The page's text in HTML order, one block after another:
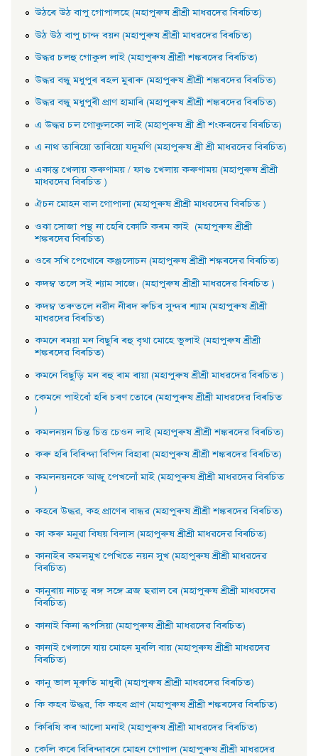
উঠৰে উঠ বাপু গােপালহে (মহাপুৰুষ শ্ৰীশ্ৰী মাধৱদেৱ বিৰচিত)
উঠ উঠ বাপু চান্দ বয়ন (মহাপুৰুষ শ্ৰীশ্ৰী মাধৱদেৱ বিৰচিত)
উদ্ধৱ চলহু গােকুল লাই (মহাপুৰুষ শ্ৰীশ্ৰী শঙ্কৰদেৱ বিৰচিত)
উদ্ধৱ বন্ধু মধুপুৰ ৰহল মুৰাৰু (মহাপুৰুষ শ্ৰীশ্ৰী শঙ্কৰদেৱ বিৰচিত)
উদ্ধৱ বন্ধু মধুপুৰী প্রাণ হামাৰি (মহাপুৰুষ শ্ৰীশ্ৰী শঙ্কৰদেৱ বিৰচিত)
এ উদ্ধৱ চল গােকুলকো লাই (মহাপুৰুষ শ্ৰী শ্ৰী শংকৰদেৱ বিৰচিত)
এ নাথ তাৰিয়াে তাৰিয়াে যদুমণি (মহাপুৰুষ শ্ৰী শ্ৰী মাধৱদেৱ বিৰচিত)
একান্ত খেলায় কৰুণাময় / ফাগু খেলায় কৰুণাময় (মহাপুৰুষ শ্ৰীশ্ৰী
মাধৱদেৱ বিৰচিত )
ঐচন মােহন বাল গােপালা (মহাপুৰুষ শ্ৰীশ্ৰী মাধৱদেৱ বিৰচিত )
ওঝা সােজা পন্থ না হেৰি কোটি কৰম কাই (মহাপুৰুষ শ্ৰীশ্ৰী
শঙ্কৰদেৱ বিৰচিত)
ওৰে সখি পেখােৰে কঞ্জলােচন (মহাপুৰুষ শ্ৰীশ্ৰী শঙ্কৰদেৱ বিৰচিত)
কদম্ব তলে সই শ্যাম সাজে। (মহাপুৰুষ শ্ৰীশ্ৰী মাধৱদেৱ বিৰচিত )
কদম্ব তৰুতলে নৱীন নীৰদ ৰুচিৰ সুন্দৰ শ্যাম (মহাপুৰুষ শ্ৰীশ্ৰী
মাধৱদেৱ বিৰচিত)
কমনে ৰময়া মন বিছুৰি ৰহু বৃথা মােহে ভুলাই (মহাপুৰুষ শ্ৰীশ্ৰী
শঙ্কৰদেৱ বিৰচিত)
কমনে বিছুড়ি মন ৰহু ৰাম ৰায়া (মহাপুৰুষ শ্ৰীশ্ৰী মাধৱদেৱ বিৰচিত )
কেমনে পাইবোঁ হৰি চৰণ তােৰে (মহাপুৰুষ শ্ৰীশ্ৰী মাধৱদেৱ বিৰচিত
)
কমলনয়ন চিন্ত চিত্ত চেওন লাই (মহাপুৰুষ শ্ৰীশ্ৰী শঙ্কৰদেৱ বিৰচিত)
কৰু হৰি বিৰিন্দা বিপিন বিহাৰা (মহাপুৰুষ শ্ৰীশ্ৰী শঙ্কৰদেৱ বিৰচিত)
কমলনয়নকে আজু পেখলোঁ মাই (মহাপুৰুষ শ্ৰীশ্ৰী মাধৱদেৱ বিৰচিত
)
কহৰে উদ্ধৱ, কহ প্রাণেৰ বান্ধৱ (মহাপুৰুষ শ্ৰীশ্ৰী শঙ্কৰদেৱ বিৰচিত)
কা কৰু মনুৱা বিষয় বিলাস (মহাপুৰুষ শ্ৰীশ্ৰী মাধৱদেৱ বিৰচিত)
কানাইৰ কমলমুখ পেখিতে নয়ন সুখ (মহাপুৰুষ শ্ৰীশ্ৰী মাধৱদেৱ
বিৰচিত)
কানুৰায় নাচতু ৰঙ্গ সঙ্গে ব্রজ ছৱাল ৰে (মহাপুৰুষ শ্ৰীশ্ৰী মাধৱদেৱ
বিৰচিত)
কানাই কিনা ৰূপসিয়া (মহাপুৰুষ শ্ৰীশ্ৰী মাধৱদেৱ বিৰচিত)
কানাই খেলানে যায় মােহন মুৰলি বায় (মহাপুৰুষ শ্ৰীশ্ৰী মাধৱদেৱ
বিৰচিত)
কানু ভাল মূৰুতি মাধুৰী (মহাপুৰুষ শ্ৰীশ্ৰী মাধৱদেৱ বিৰচিত)
কি কহব উদ্ধৱ, কি কহব প্রাণ (মহাপুৰুষ শ্ৰীশ্ৰী শঙ্কৰদেৱ বিৰচিত)
কিৰিষি কৰ আলাে মনাই (মহাপুৰুষ শ্ৰীশ্ৰী মাধৱদেৱ বিৰচিত)
কেলি কৰে বিৰিন্দাবনে মােহন গােপাল (মহাপুৰুষ শ্ৰীশ্ৰী মাধৱদেৱ